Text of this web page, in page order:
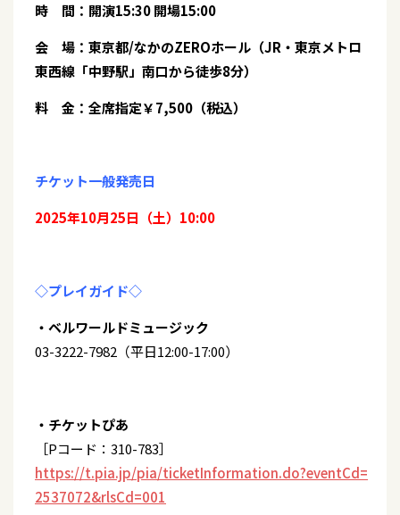
時 間：開演15:30 開場15:00
会 場：東京都/なかのZEROホール（JR・東京メトロ
東西線「中野駅」南口から徒歩8分）
料 金：全席指定￥7,500（税込）
チケット一般発売日
2025年10月25日（土）10:00
◇プレイガイド◇
・ベルワールドミュージック
03-3222-7982（平日12:00-17:00）
・チケットぴあ
［Pコード：310-783］
https://t.pia.jp/pia/ticketInformation.do?eventCd=
2537072&rlsCd=001